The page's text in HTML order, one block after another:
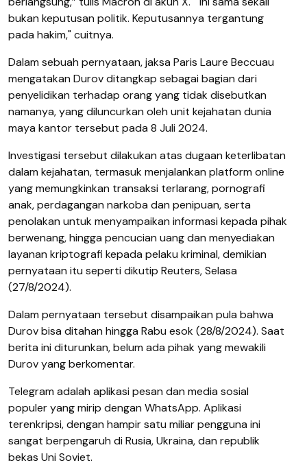
bukan keputusan politik. Keputusannya tergantung
pada hakim," cuitnya.
Dalam sebuah pernyataan, jaksa Paris Laure Beccuau
mengatakan Durov ditangkap sebagai bagian dari
penyelidikan terhadap orang yang tidak disebutkan
namanya, yang diluncurkan oleh unit kejahatan dunia
maya kantor tersebut pada 8 Juli 2024.
Investigasi tersebut dilakukan atas dugaan keterlibatan
dalam kejahatan, termasuk menjalankan platform online
yang memungkinkan transaksi terlarang, pornografi
anak, perdagangan narkoba dan penipuan, serta
penolakan untuk menyampaikan informasi kepada pihak
berwenang, hingga pencucian uang dan menyediakan
layanan kriptografi kepada pelaku kriminal, demikian
pernyataan itu seperti dikutip Reuters, Selasa
(27/8/2024).
Dalam pernyataan tersebut disampaikan pula bahwa
Durov bisa ditahan hingga Rabu esok (28/8/2024). Saat
berita ini diturunkan, belum ada pihak yang mewakili
Durov yang berkomentar.
Telegram adalah aplikasi pesan dan media sosial
populer yang mirip dengan WhatsApp. Aplikasi
terenkripsi, dengan hampir satu miliar pengguna ini
sangat berpengaruh di Rusia, Ukraina, dan republik
bekas Uni Soviet.